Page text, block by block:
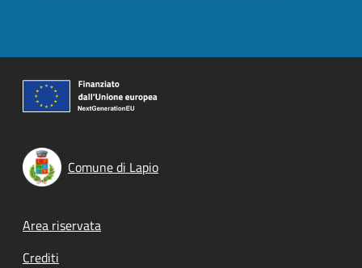
Comune di Lapio
Footer menu
Area riservata
Crediti